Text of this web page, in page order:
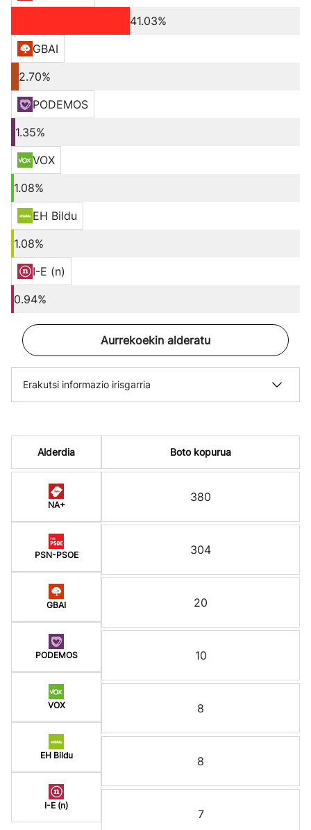
41.03%
GBAI
2.70%
PODEMOS
1.35%
VOX
1.08%
EH Bildu
1.08%
I-E (n)
0.94%
Aurrekoekin alderatu
Erakutsi informazio irisgarria
Alderdia
NA+
PSN-PSOE
GBAI
PODEMOS
VOX
EH Bildu
I-E (n)
Boto kopurua
380
304
20
10
8
8
7